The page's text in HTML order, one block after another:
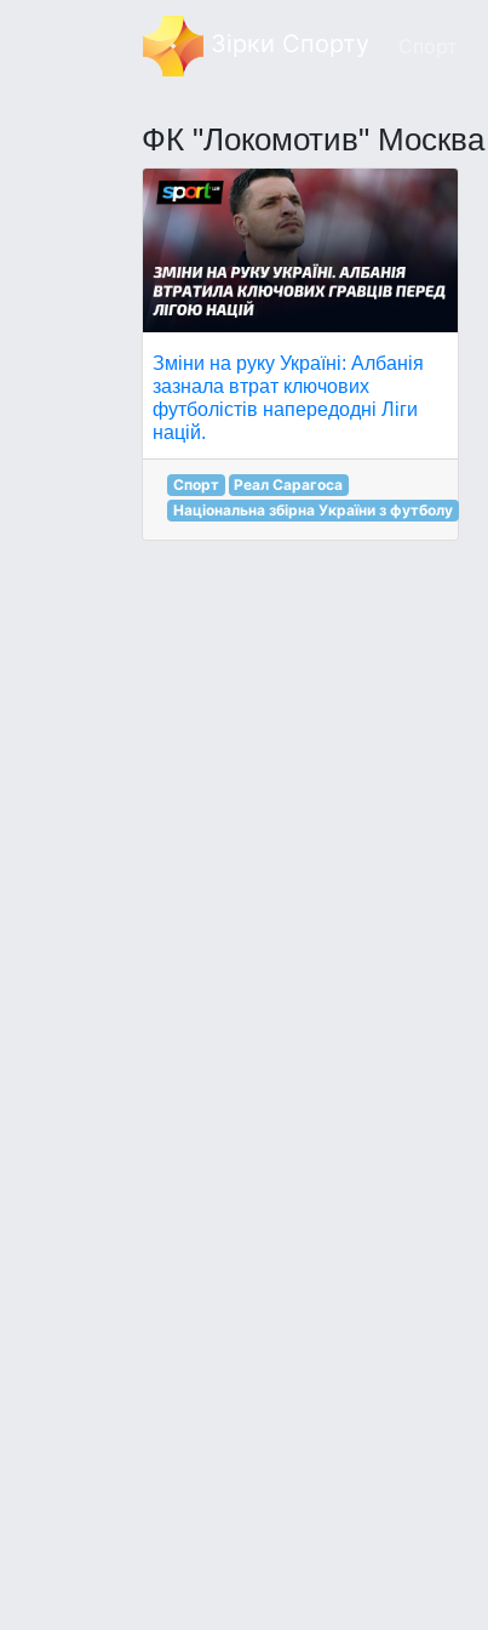
ФК "Локомотив" Москва
Зміни на руку Україні: Албанія
зазнала втрат ключових
футболістів напередодні Ліги
націй.
Спорт
Реал Сарагоса
Національна збірна України з футболу